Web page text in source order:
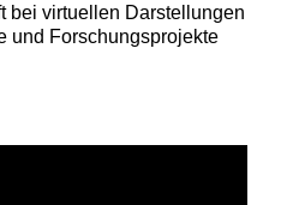
bei virtuellen Darstellungen
und Forschungsprojekte